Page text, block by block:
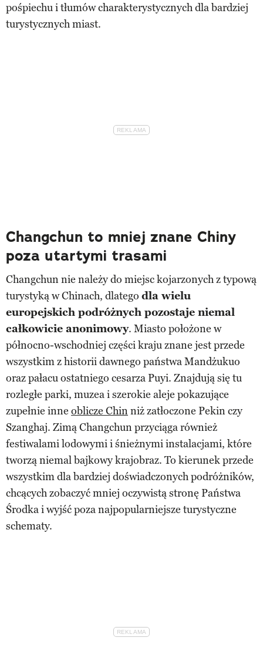
pośpiechu i tłumów charakterystycznych dla bardziej
turystycznych miast.
Changchun to mniej znane Chiny
poza utartymi trasami
Changchun nie należy do miejsc kojarzonych z typową
turystyką w Chinach, dlatego dla wielu
europejskich podróżnych pozostaje niemal
całkowicie anonimowy. Miasto położone w
północno-wschodniej części kraju znane jest przede
wszystkim z historii dawnego państwa Mandżukuo
oraz pałacu ostatniego cesarza Puyi. Znajdują się tu
rozległe parki, muzea i szerokie aleje pokazujące
zupełnie inne oblicze Chinniż zatłoczone Pekin czy
Szanghaj. Zimą Changchun przyciąga również
festiwalami lodowymi i śnieżnymi instalacjami, które
tworzą niemal bajkowy krajobraz. To kierunek przede
wszystkim dla bardziej doświadczonych podróżników,
chcących zobaczyć mniej oczywistą stronę Państwa
Środka i wyjść poza najpopularniejsze turystyczne
schematy.